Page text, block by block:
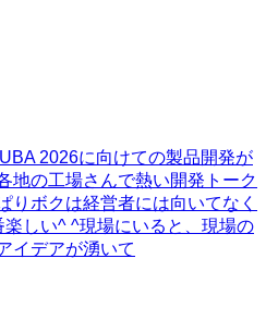
2026に向けての製品開発が
地の工場さんで熱い開発トーク
りボクは経営者には向いてなく
しい^ ^現場にいると、現場の
イデアが湧いて